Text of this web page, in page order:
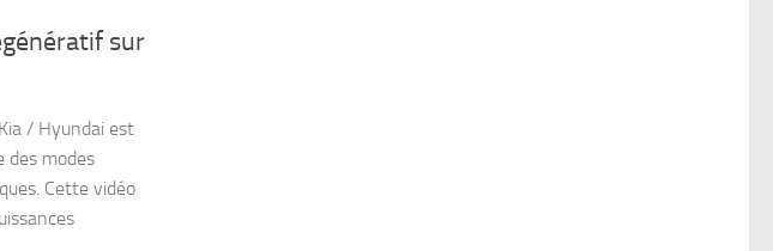
sur
/ Hyundai est
des modes
Cette vidéo